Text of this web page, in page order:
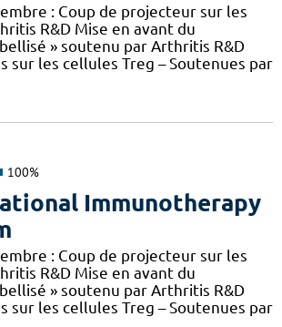
: Coup de projecteur sur les
R&D Mise en avant du
» soutenu par Arthritis R&D
sur les cellules Treg – Soutenues par
100%
Immunotherapy
: Coup de projecteur sur les
R&D Mise en avant du
» soutenu par Arthritis R&D
sur les cellules Treg – Soutenues par